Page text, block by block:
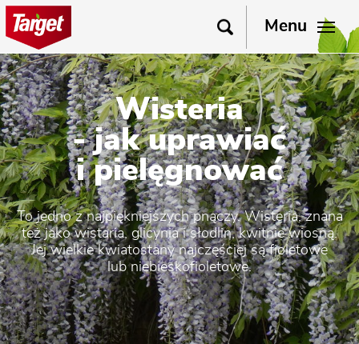
Menu
Wisteria
- jak uprawiać
i pielęgnować
To jedno z najpiękniejszych pnączy. Wisteria, znana
też jako wistaria, glicynia i słodlin, kwitnie wiosną.
Jej wielkie kwiatostany najczęściej są fioletowe
lub niebieskofioletowe.